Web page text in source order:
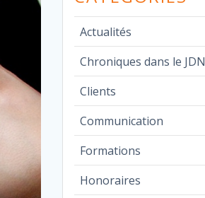
Actualités
Chroniques dans le JDN
Clients
Communication
Formations
Honoraires